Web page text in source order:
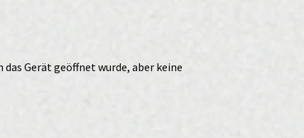
Gerät geöffnet wurde, aber keine